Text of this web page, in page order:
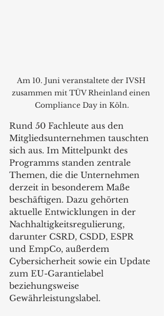
Am 10. Juni veranstaltete der IVSH
zusammen mit TÜV Rheinland einen
Compliance Day in Köln.
Rund 50 Fachleute aus den
Mitgliedsunternehmen tauschten
sich aus. Im Mittelpunkt des
Programms standen zentrale
Themen, die die Unternehmen
derzeit in besonderem Maße
beschäftigen. Dazu gehörten
aktuelle Entwicklungen in der
Nachhaltigkeitsregulierung,
darunter CSRD, CSDD, ESPR
und EmpCo, außerdem
Cybersicherheit sowie ein Update
zum EU-Garantielabel
beziehungsweise
Gewährleistungslabel.